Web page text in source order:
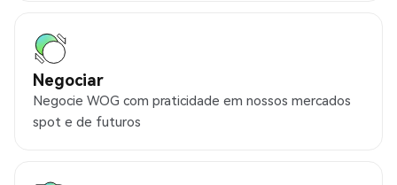
Negociar
Negocie WOG com praticidade em nossos mercados
spot e de futuros